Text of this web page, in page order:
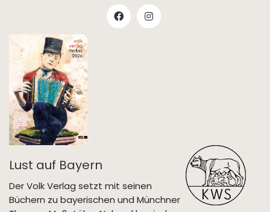
Lust auf Bayern
Der Volk Verlag setzt mit seinen
Büchern zu bayerischen und Münchner